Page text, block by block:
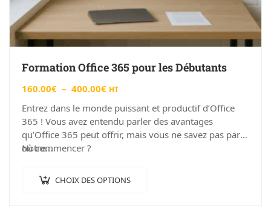
Formation Office 365 pour les Débutants
160.00€ – 400.00€ HT
Entrez dans le monde puissant et productif d’Office
365 ! Vous avez entendu parler des avantages
qu’Office 365 peut offrir, mais vous ne savez pas par
où commencer ?
Notre…
CHOIX DES OPTIONS